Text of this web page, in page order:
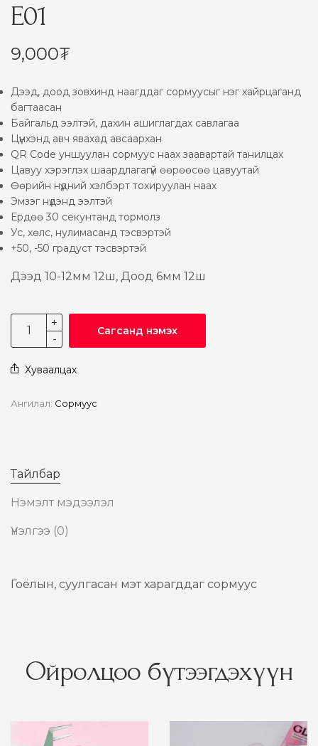
E01
9,000₮
Дээд, доод зовхинд наагддаг сормуусыг нэг хайрцаганд
багтаасан
Байгальд ээлтэй, дахин ашиглагдах савлагаа
Цүнхэнд авч явахад авсаархан
QR Code уншуулан сормуус наах заавартай танилцах
Цавуу хэрэглэх шаардлагагүй өөрөөсөө цавуутай
Өөрийн нүдний хэлбэрт тохируулан наах
Эмзэг нүдэнд ээлтэй
Ердөө 30 секунтанд тормолз
Ус, хөлс, нулимасанд тэсвэртэй
+50, -50 градуст тэсвэртэй
Дээд 10-12мм 12ш, Доод 6мм 12ш
Сагсанд нэмэх
Хуваалцах
Ангилал: Сормуус
Тайлбар
Нэмэлт мэдээлэл
Үнэлгээ (0)
Гоёлын, суулгасан мэт харагддаг сормуус
Ойролцоо бүтээгдэхүүн